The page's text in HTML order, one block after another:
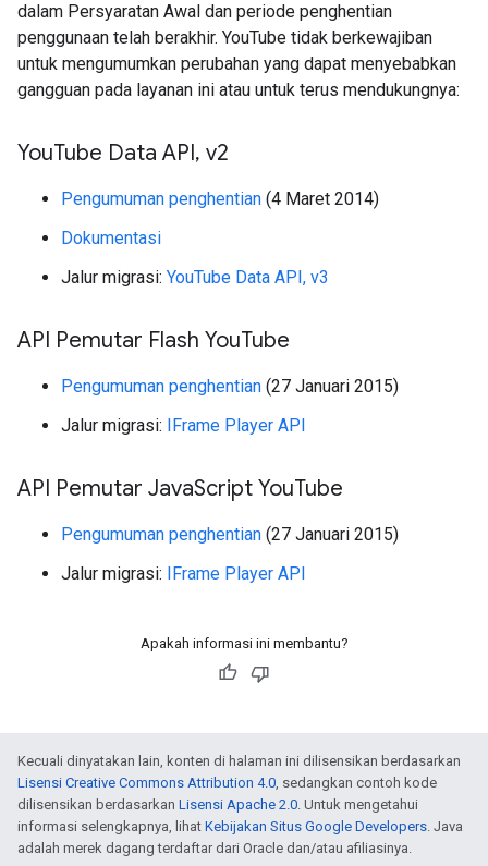
dalam Persyaratan Awal dan periode penghentian
penggunaan telah berakhir. YouTube tidak berkewajiban
untuk mengumumkan perubahan yang dapat menyebabkan
gangguan pada layanan ini atau untuk terus mendukungnya:
YouTube Data API, v2
Pengumuman penghentian (4 Maret 2014)
Dokumentasi
Jalur migrasi: YouTube Data API, v3
API Pemutar Flash YouTube
Pengumuman penghentian (27 Januari 2015)
Jalur migrasi: IFrame Player API
API Pemutar JavaScript YouTube
Pengumuman penghentian (27 Januari 2015)
Jalur migrasi: IFrame Player API
Apakah informasi ini membantu?
Kecuali dinyatakan lain, konten di halaman ini dilisensikan berdasarkan
Lisensi Creative Commons Attribution 4.0, sedangkan contoh kode
dilisensikan berdasarkan Lisensi Apache 2.0. Untuk mengetahui
informasi selengkapnya, lihat Kebijakan Situs Google Developers. Java
adalah merek dagang terdaftar dari Oracle dan/atau afiliasinya.